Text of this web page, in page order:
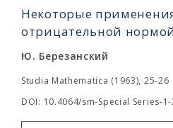
Некоторые
отрицательной
Ю. Березанский
Studia Mathematica (1963), 25-26
DOI: 10.4064/sm-Special Series-